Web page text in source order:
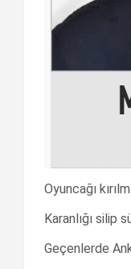
Oyuncağı
Karanlığı silip
Geçenlerde